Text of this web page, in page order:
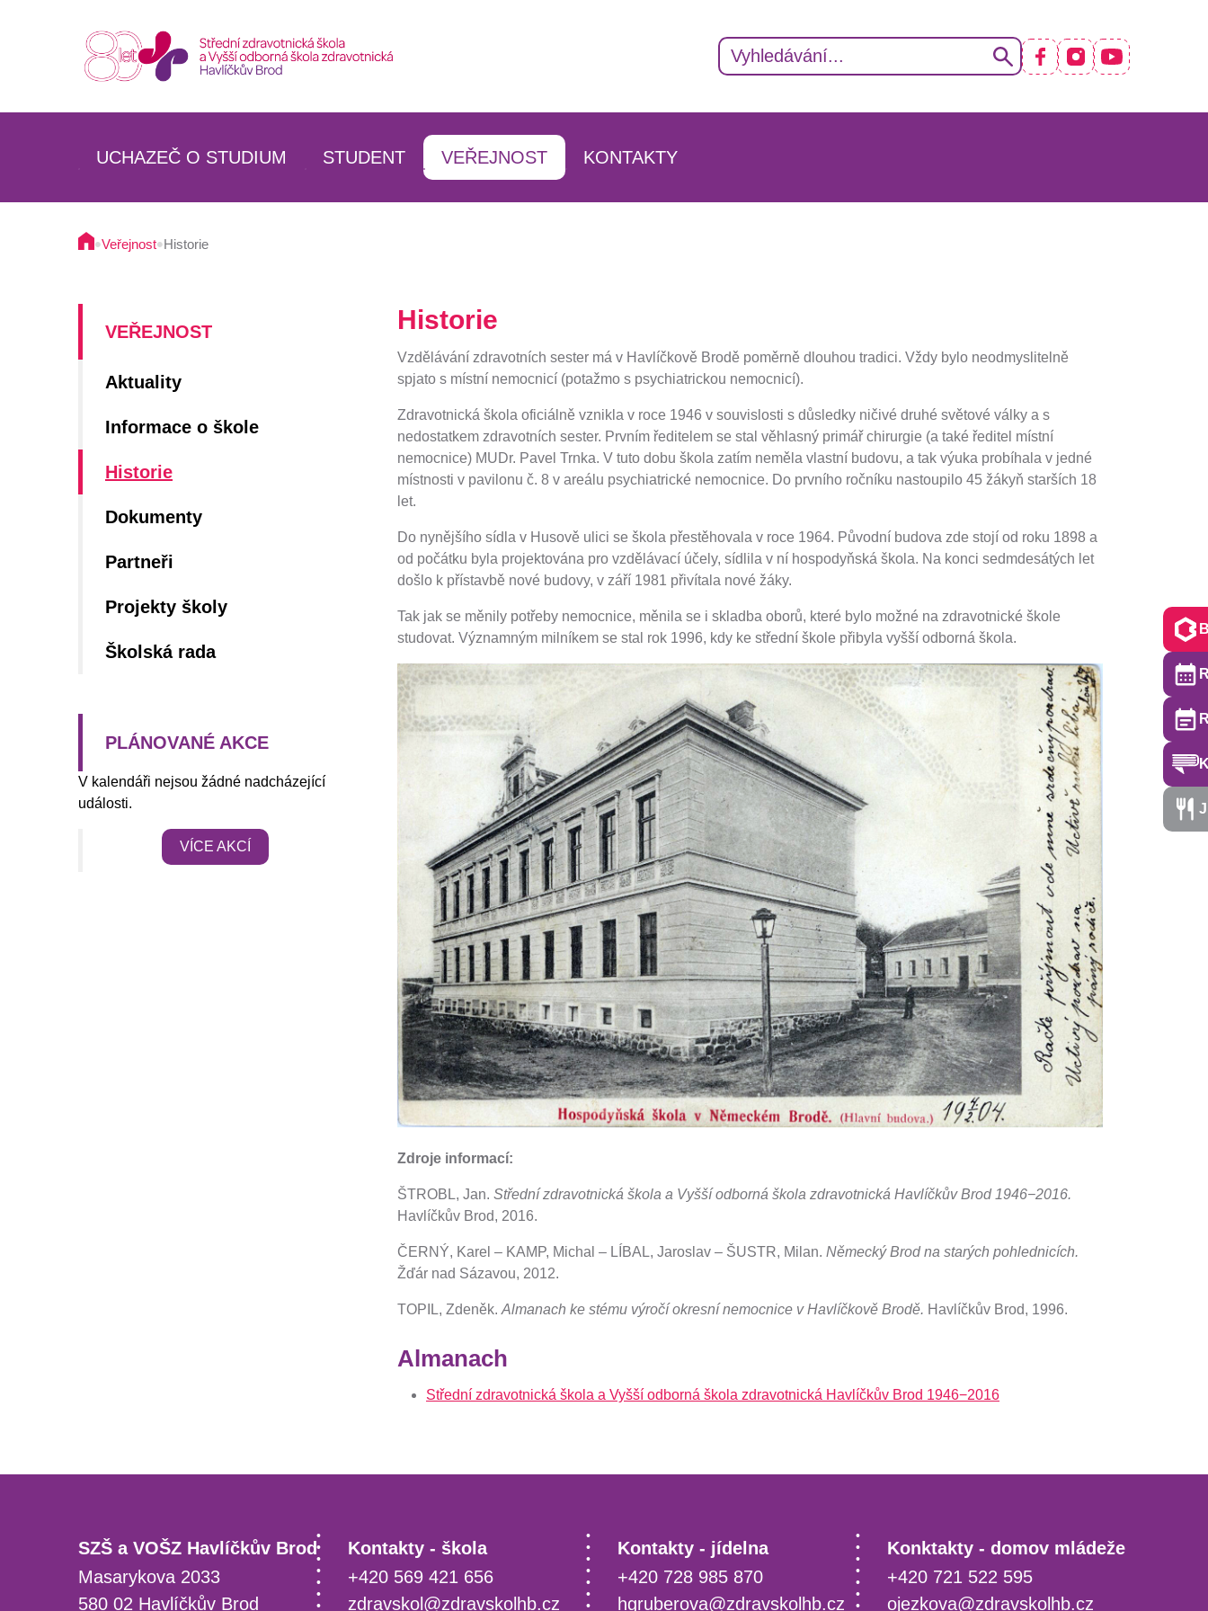
UCHAZEČ O STUDIUM
UBYTOVÁNÍ
STUDENT
STRAVOVÁNÍ
VEŘEJNOST
PARTNEŘI
PROJEKTY ŠKOLY
ŠKOLSKÁ RADA
KONTAKTY
PROVOZNÍ ZAMĚSTNANCI
GDPR
•Veřejnost•Historie
Historie
Vzdělávání zdravotních sester má v Havlíčkově Brodě poměrně dlouhou tradici. Vždy bylo neodmyslitelně
spjato s místní nemocnicí (potažmo s psychiatrickou nemocnicí).
Zdravotnická škola oficiálně vznikla v roce 1946 v souvislosti s důsledky ničivé druhé světové války a s
nedostatkem zdravotních sester. Prvním ředitelem se stal věhlasný primář chirurgie (a také ředitel místní
nemocnice) MUDr. Pavel Trnka. V tuto dobu škola zatím neměla vlastní budovu, a tak výuka probíhala v jedné
místnosti v pavilonu č. 8 v areálu psychiatrické nemocnice. Do prvního ročníku nastoupilo 45 žákyň starších 18
let.
Do nynějšího sídla v Husově ulici se škola přestěhovala v roce 1964. Původní budova zde stojí od roku 1898 a
od počátku byla projektována pro vzdělávací účely, sídlila v ní hospodyňská škola. Na konci sedmdesátých let
došlo k přístavbě nové budovy, v září 1981 přivítala nové žáky.
Tak jak se měnily potřeby nemocnice, měnila se i skladba oborů, které bylo možné na zdravotnické škole
studovat. Významným milníkem se stal rok 1996, kdy ke střední škole přibyla vyšší odborná škola.
Zdroje informací:
ŠTROBL, Jan. Střední zdravotnická škola a Vyšší odborná škola zdravotnická Havlíčkův Brod 1946−2016.
Havlíčkův Brod, 2016.
ČERNÝ, Karel – KAMP, Michal – LÍBAL, Jaroslav – ŠUSTR, Milan. Německý Brod na starých pohlednicích.
Žďár nad Sázavou, 2012.
TOPIL, Zdeněk. Almanach ke stému výročí okresní nemocnice v Havlíčkově Brodě. Havlíčkův Brod, 1996.
Almanach
Střední zdravotnická škola a Vyšší odborná škola zdravotnická Havlíčkův Brod 1946−2016
VEŘEJNOST
Aktuality
Informace o škole
Historie
Dokumenty
Partneři
Projekty školy
Školská rada
PLÁNOVANÉ AKCE
V kalendáři nejsou žádné nadcházející
události.
VÍCE AKCÍ
SZŠ a VOŠZ Havlíčkův Brod
Masarykova 2033
580 02 Havlíčkův Brod
Kontakty - škola
+420 569 421 656
zdravskol@zdravskolhb.cz
Kontakty - jídelna
+420 728 985 870
hgruberova@zdravskolhb.cz
Konktakty - domov mládeže
+420 721 522 595
ojezkova@zdravskolhb.cz